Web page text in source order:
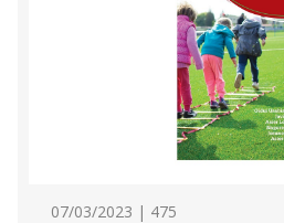
07/03/2023 | 475